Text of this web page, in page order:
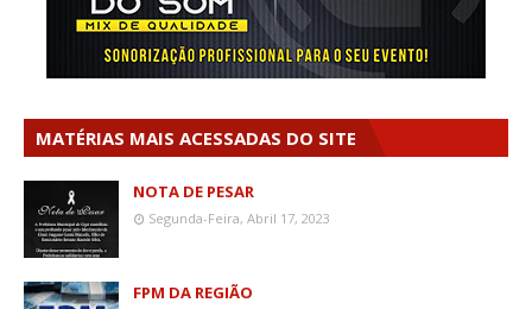
MATÉRIAS MAIS ACESSADAS DO SITE
NOTA DE PESAR
Segunda-Feira, Abril 17, 2023
FPM DA REGIÃO